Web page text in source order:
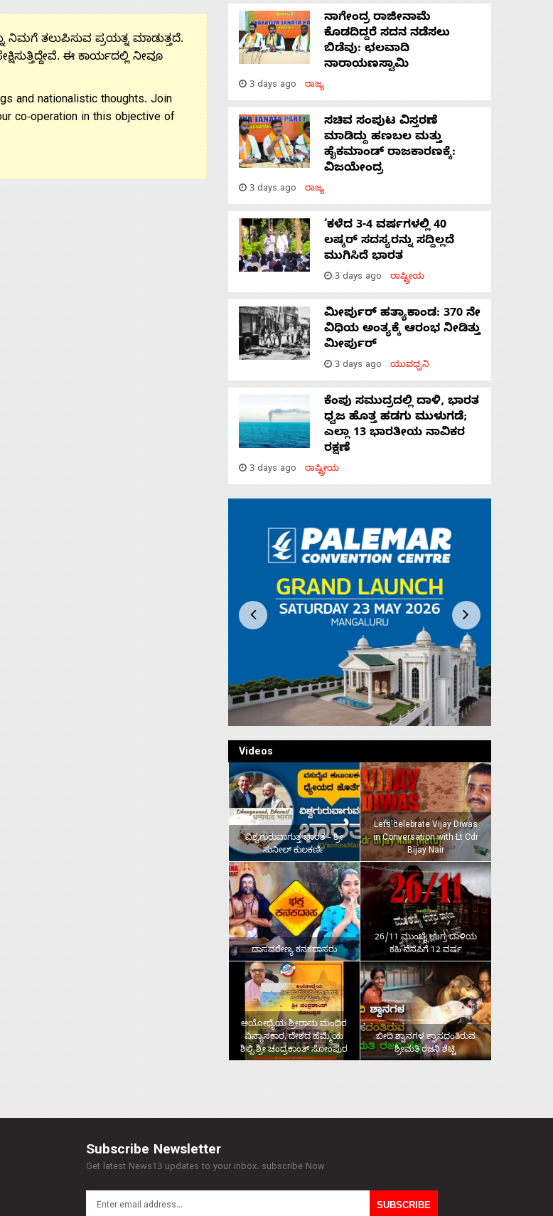
ನಿಮಗೆ ತಲುಪಿಸುವ ಪ್ರಯತ್ನ ಮಾಡುತ್ತದೆ.
ಈ ಕಾರ್ಯದಲ್ಲಿ ನೀವೂ
and nationalistic thoughts. Join
co-operation in this objective of
ನಾಗೇಂದ್ರ ರಾಜೀನಾಮೆ
ಕೊಡದಿದ್ದರೆ ಸದನ ನಡೆಸಲು
ಬಿಡೆವು: ಛಲವಾದಿ
ನಾರಾಯಣಸ್ವಾಮಿ
3 days ago ರಾಜ್ಯ
ಸಚಿವ ಸಂಪುಟ ವಿಸ್ತರಣೆ
ಮಾಡಿದ್ದು ಹಣಬಲ ಮತ್ತು
ಹೈಕಮಾಂಡ್ ರಾಜಕಾರಣಕ್ಕೆ:
ವಿಜಯೇಂದ್ರ
3 days ago ರಾಜ್ಯ
‘ಕಳೆದ 3-4 ವರ್ಷಗಳಲ್ಲಿ 40
ಲಷ್ಕರ್ ಸದಸ್ಯರನ್ನು ಸದ್ದಿಲ್ಲದೆ
ಮುಗಿಸಿದೆ ಭಾರತ
3 days ago ರಾಷ್ಟ್ರೀಯ
ಮೀರ್ಪುರ್ ಹತ್ಯಾಕಾಂಡ: 370 ನೇ
ವಿಧಿಯ ಅಂತ್ಯಕ್ಕೆ ಆರಂಭ ನೀಡಿತ್ತು
ಮೀರ್ಪುರ್
3 days ago ಯುವಧ್ವನಿ
ಕೆಂಪು ಸಮುದ್ರದಲ್ಲಿ ದಾಳಿ, ಭಾರತ
ಧ್ವಜ ಹೊತ್ತ ಹಡಗು ಮುಳುಗಡೆ;
ಎಲ್ಲಾ 13 ಭಾರತೀಯ ನಾವಿಕರ
ರಕ್ಷಣೆ
3 days ago ರಾಷ್ಟ್ರೀಯ
Videos
ವಿಶ್ವಗುರುವಾಗುತ್ತ ಭಾರತ – ಶ್ರೀ
ಸುನೀಲ್‌ ಕುಲಕರ್ಣಿ
Lets celebrate Vijay Diwas
in Conversation with Lt Cdr
Bijay Nair
ದಾಸವರೇಣ್ಯ ಕನಕದಾಸರು
26/11 ಮುಂಬೈ ಉಗ್ರ ದಾಳಿಯ
ಕಹಿ ನೆನಪಿಗೆ 12 ವರ್ಷ
ಅಯೋಧ್ಯೆಯ ಶ್ರೀರಾಮ ಮಂದಿರ
ವಿನ್ಯಾಸಕಾರ, ದೇಶದ ಹೆಮ್ಮೆಯ
ಶಿಲ್ಪಿ ಶ್ರೀ ಚಂದ್ರಕಾಂತ್‌ ಸೋಂಪುರ
ಬೀದಿ ಶ್ವಾನಗಳ ಶ್ವಾಸದಂತಿರುವ
ಶ್ರೀಮತಿ ರಜನಿ ಶೆಟ್ಟಿ
Subscribe Newsletter
Get latest News13 updates to your inbox. subscribe Now